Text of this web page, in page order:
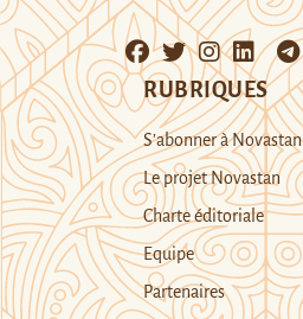
RUBRIQUES
S’abonner à Novastan
Le projet Novastan
Charte éditoriale
Equipe
Partenaires